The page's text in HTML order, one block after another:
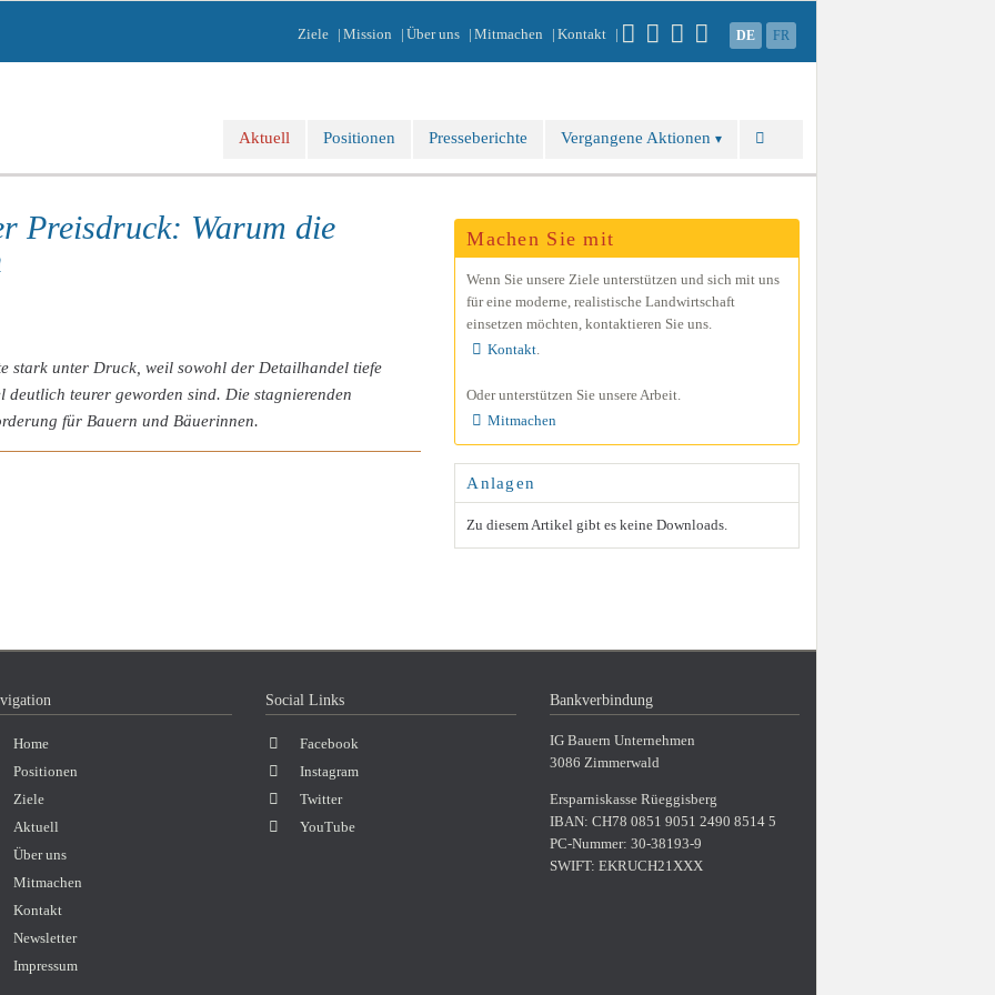
DE FR
Kontakt
Mitmachen
Über uns
Mission
Ziele
Navigation
Aktuell Positionen Presseberichte Vergangene Aktionen
Preisdruck: Warum die
stark unter Druck, weil sowohl der Detailhandel tiefe
teurer geworden sind. Die stagnierenden
für Bauern und Bäuerinnen.
Machen Sie mit
Wenn Sie unsere Ziele unterstützen und sich mit uns
für eine mo­derne, realistische Land­wirt­schaft
einsetzen möchten, kontak­tieren Sie uns.
Kontakt
Oder unterstützen Sie unsere Arbeit.
Mitmachen
Anlagen
Zu diesem Artikel gibt es keine Downloads.
Home
Positionen
Ziele
Aktuell
Über uns
Mitmachen
Kontakt
Newsletter
Impressum
Social Links
Facebook
Instagram
Twitter
YouTube
Bankverbindung
IG Bauern Unternehmen
3086 Zimmerwald
Ersparniskasse Rüeggisberg
IBAN: CH78 0851 9051 2490 8514 5
PC-Nummer: 30-38193-9
SWIFT: EKRUCH21XXX